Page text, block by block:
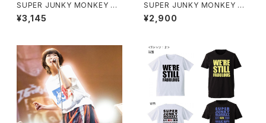
SUPER JUNKY MONKEY CD
"Live at LONDON Astoria 1
998"
¥3,145
SUPER JUNKY MONKEY 高
価な脳みそTシャツ（グリーンキ
ーホルダー付き）
¥2,900